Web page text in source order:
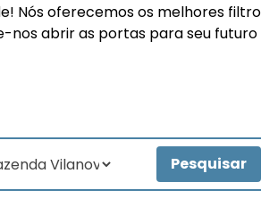
Nós oferecemos os melhores
nos abrir as portas para seu futuro
Pesquisar